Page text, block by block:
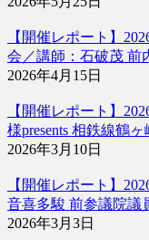
【開催レポート】
会／講師：石破茂 前
2026年4月15日
【開催レポート】
様presents 相鉄線鶴
2026年3月10日
【開催レポート】
音喜多駿 前参議院議
2026年3月3日